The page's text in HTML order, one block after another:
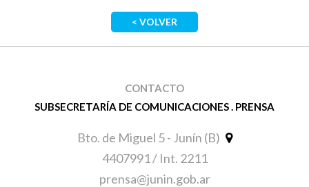
< VOLVER
CONTACTO
SUBSECRETARÍA DE COMUNICACIONES . PRENSA
Bto. de Miguel 5 - Junín (B)
4407991 / Int. 2211
prensa@junin.gob.ar